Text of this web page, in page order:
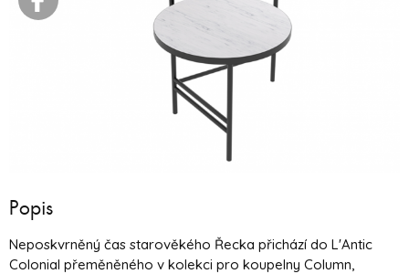
Popis
Neposkvrněný čas starověkého Řecka přichází do L'Antic
Colonial přeměněného v kolekci pro koupelny Column,